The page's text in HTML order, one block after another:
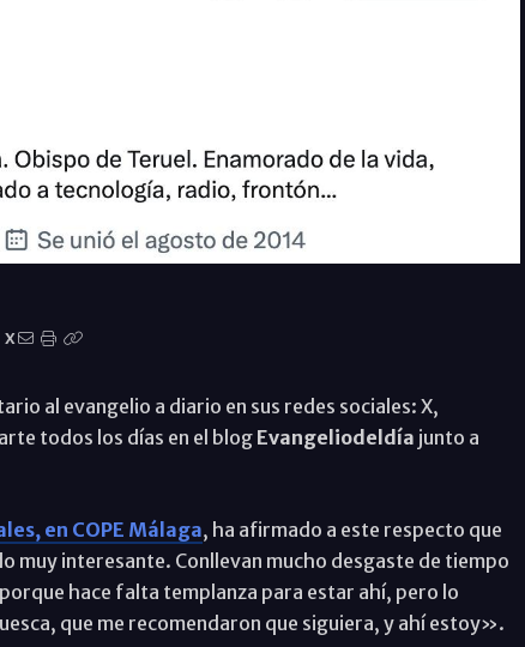
X
al evangelio a diario en sus redes sociales: X,
todos los días en el blog Evangeliodeldía junto a
en COPE Málaga, ha afirmado a este respecto que
muy interesante. Conllevan mucho desgaste de tiempo
hace falta templanza para estar ahí, pero lo
que me recomendaron que siguiera, y ahí estoy».